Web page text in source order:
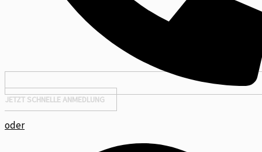
JETZT SCHNELLE ANMEDLUNG
oder